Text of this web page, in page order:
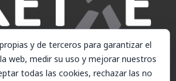
y de terceros para garantizar el
web, medir su uso y mejorar nuestros
todas las cookies, rechazar las no